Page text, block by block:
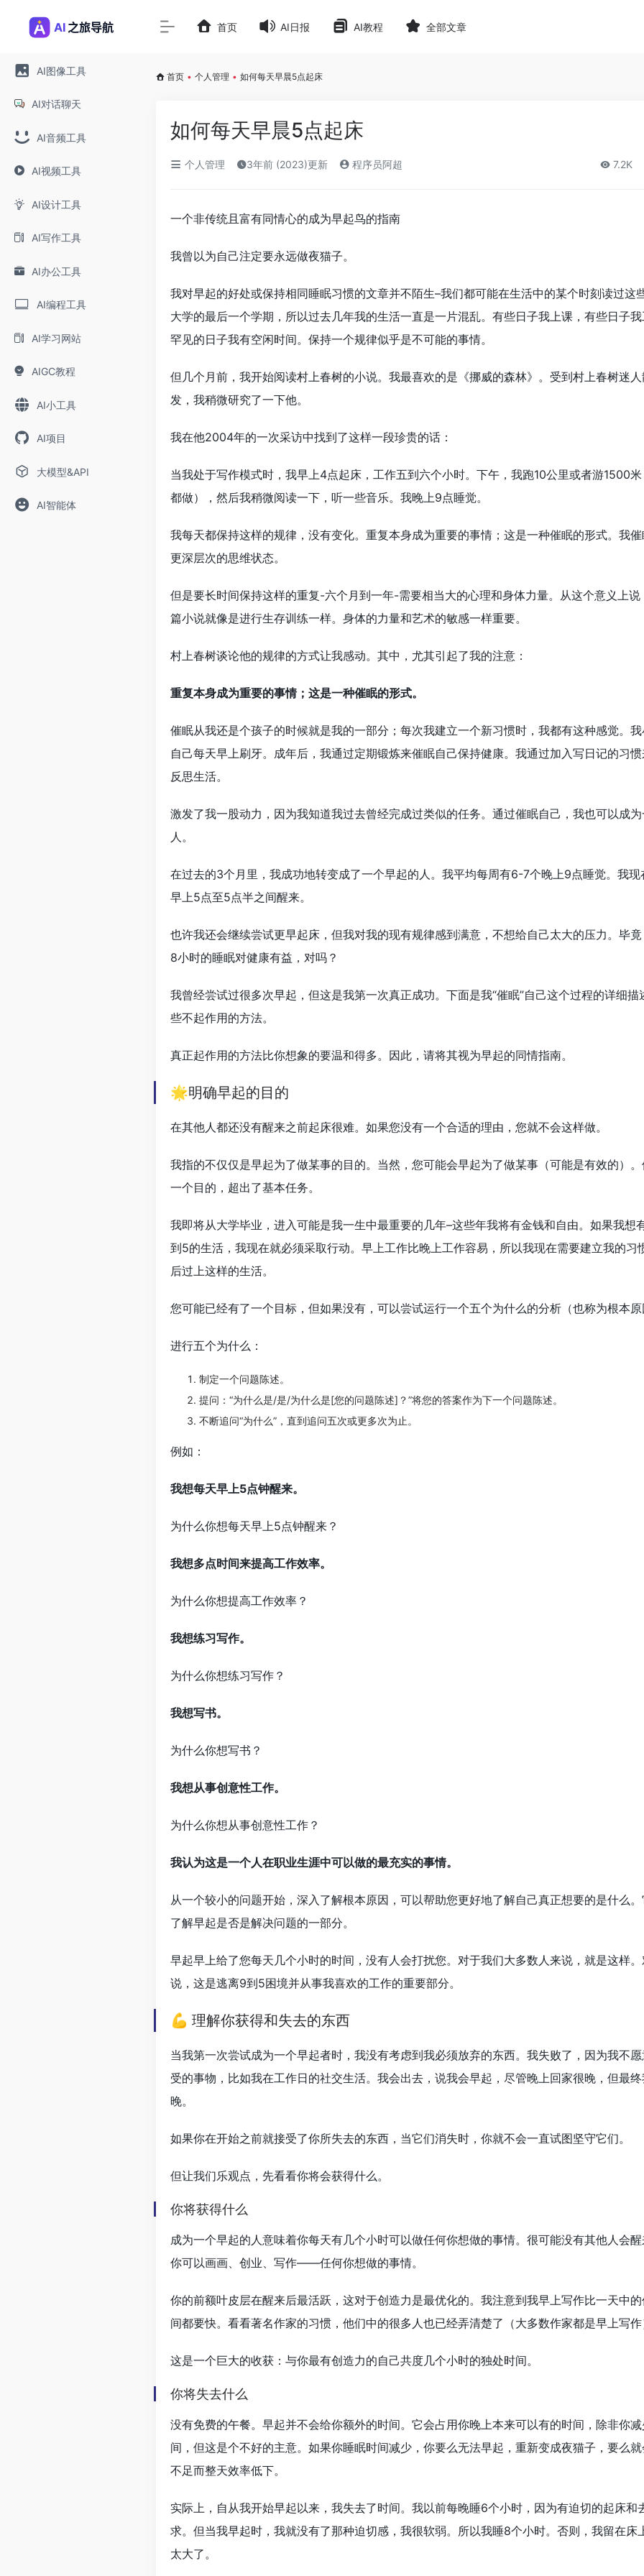
AI图像工具
AI对话聊天
AI音频工具
AI视频工具
AI设计工具
AI写作工具
AI办公工具
AI编程工具
AI学习网站
AIGC教程
AI小工具
AI项目
大模型&API
AI智能体
首页 AI日报 AI教程 全部文章
首页 • 个人管理 • 如何每天早晨5点起床
如何每天早晨5点起床
个人管理 3年前 (2023)更新 程序员阿超 7.2K
一个非传统且富有同情心的成为早起鸟的指南
我曾以为自己注定要永远做夜猫子。
我对早起的好处或保持相同睡眠习惯的文章并不陌生–我们都可能在生活中的某个时刻读过这
大学的最后一个学期，所以过去几年我的生活一直是一片混乱。有些日子我上课，有些日子
罕见的日子我有空闲时间。保持一个规律似乎是不可能的事情。
但几个月前，我开始阅读村上春树的小说。我最喜欢的是《挪威的森林》。受到村上春树迷
发，我稍微研究了一下他。
我在他2004年的一次采访中找到了这样一段珍贵的话：
当我处于写作模式时，我早上4点起床，工作五到六个小时。下午，我跑10公里或者游1500
都做），然后我稍微阅读一下，听一些音乐。我晚上9点睡觉。
我每天都保持这样的规律，没有变化。重复本身成为重要的事情；这是一种催眠的形式。我
更深层次的思维状态。
但是要长时间保持这样的重复-六个月到一年-需要相当大的心理和身体力量。从这个意义上说
篇小说就像是进行生存训练一样。身体的力量和艺术的敏感一样重要。
村上春树谈论他的规律的方式让我感动。其中，尤其引起了我的注意：
重复本身成为重要的事情；这是一种催眠的形式。
催眠从我还是个孩子的时候就是我的一部分；每次我建立一个新习惯时，我都有这种感觉。
自己每天早上刷牙。成年后，我通过定期锻炼来催眠自己保持健康。我通过加入写日记的习
反思生活。
激发了我一股动力，因为我知道我过去曾经完成过类似的任务。通过催眠自己，我也可以成
人。
在过去的3个月里，我成功地转变成了一个早起的人。我平均每周有6-7个晚上9点睡觉。我现
早上5点至5点半之间醒来。
也许我还会继续尝试更早起床，但我对我的现有规律感到满意，不想给自己太大的压力。毕
8小时的睡眠对健康有益，对吗？
我曾经尝试过很多次早起，但这是我第一次真正成功。下面是我“催眠”自己这个过程的详细描
些不起作用的方法。
真正起作用的方法比你想象的要温和得多。因此，请将其视为早起的同情指南。
🌟明确早起的目的
在其他人都还没有醒来之前起床很难。如果您没有一个合适的理由，您就不会这样做。
我指的不仅仅是早起为了做某事的目的。当然，您可能会早起为了做某事（可能是有效的）
一个目的，超出了基本任务。
我即将从大学毕业，进入可能是我一生中最重要的几年–这些年我将有金钱和自由。如果我想
到5的生活，我现在就必须采取行动。早上工作比晚上工作容易，所以我现在需要建立我的习
后过上这样的生活。
您可能已经有了一个目标，但如果没有，可以尝试运行一个五个为什么的分析（也称为根本原
进行五个为什么：
制定一个问题陈述。
提问：“为什么是/是/为什么是[您的问题陈述]？”将您的答案作为下一个问题陈述。
不断追问“为什么”，直到追问五次或更多次为止。
例如：
我想每天早上5点钟醒来。
为什么你想每天早上5点钟醒来？
我想多点时间来提高工作效率。
为什么你想提高工作效率？
我想练习写作。
为什么你想练习写作？
我想写书。
为什么你想写书？
我想从事创意性工作。
为什么你想从事创意性工作？
我认为这是一个人在职业生涯中可以做的最充实的事情。
从一个较小的问题开始，深入了解根本原因，可以帮助您更好地了解自己真正想要的是什么
了解早起是否是解决问题的一部分。
早起早上给了您每天几个小时的时间，没有人会打扰您。对于我们大多数人来说，就是这样
说，这是逃离9到5困境并从事我喜欢的工作的重要部分。
💪 理解你获得和失去的东西
当我第一次尝试成为一个早起者时，我没有考虑到我必须放弃的东西。我失败了，因为我不
受的事物，比如我在工作日的社交生活。我会出去，说我会早起，尽管晚上回家很晚，但最
晚。
如果你在开始之前就接受了你所失去的东西，当它们消失时，你就不会一直试图坚守它们。
但让我们乐观点，先看看你将会获得什么。
你将获得什么
成为一个早起的人意味着你每天有几个小时可以做任何你想做的事情。很可能没有其他人会醒
你可以画画、创业、写作——任何你想做的事情。
你的前额叶皮层在醒来后最活跃，这对于创造力是最优化的。我注意到我早上写作比一天中
间都要快。看看著名作家的习惯，他们中的很多人也已经弄清楚了（大多数作家都是早上写作
这是一个巨大的收获：与你最有创造力的自己共度几个小时的独处时间。
你将失去什么
没有免费的午餐。早起并不会给你额外的时间。它会占用你晚上本来可以有的时间，除非你
间，但这是个不好的主意。如果你睡眠时间减少，你要么无法早起，重新变成夜猫子，要么
不足而整天效率低下。
实际上，自从我开始早起以来，我失去了时间。我以前每晚睡6个小时，因为有迫切的起床和
求。但当我早起时，我就没有了那种迫切感，我很软弱。所以我睡8个小时。否则，我留在床
太大了。